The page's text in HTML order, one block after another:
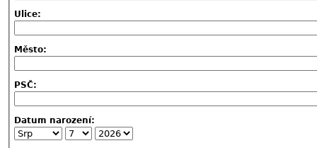
Ulice:
Město:
PSČ:
Datum narození: